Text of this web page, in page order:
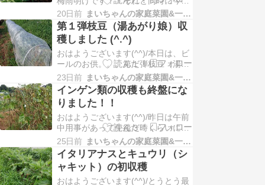
ス、モロヘイヤ…
猛暑日の連続です "(-""-)"昨日の１
７：００の気温予報は３１℃！！休
日でもあるし、命の危険を感じて、
夕方にかけての農作業は中止にしま
した。明日は直売所の納品は無いの
で、朝４：３０ぐらいから農作業を
すること…
20日前 まいちゃんの家庭菜園&一人農業
第１弾枝豆（湯あがり娘）収
穫しました (^.^)
おはようございます(^^)/本日は、ビ
ールのお供。。。第１弾枝豆（湯あ
がり娘）を収獲をした様子をお届け
します！！枝豆（湯あがり
娘）。。。 種まき後８４日経過
（種蒔き４/２４）湯あがり娘は茶豆
特有の甘みと芳香のある食味抜群の
枝豆で、とても美味しいです (^.^)カ
メムシ対策で定植…
23日前 まいちゃんの家庭菜園&一人農業
インゲン類の収穫も終盤にな
りました！！
おはようございます(^^)/昨日は午前
中用事があって午後３時くらいに畑
に行きましたが暑い！！これからこ
んな日が毎日続くかと思うと嫌にな
りますね～～猛暑と草との闘いで
す！！ところで本日は、インゲン類
の収穫も終盤になった様子をお届け
25日前 まいちゃんの家庭菜園&一人農業
イタリアナスとキュウリ（シ
ャキット）の初収穫
おはようございます(^^)/とうとう最